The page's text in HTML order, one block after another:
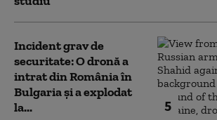
5
Incident grav de
securitate: O dronă a
intrat din România în
Bulgaria şi a explodat
la...